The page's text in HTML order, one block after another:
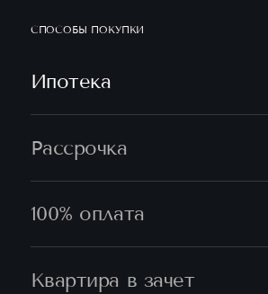
СПОСОБЫ ПОКУПКИ
Ипотека
Рассрочка
100% оплата
Квартира в зачет